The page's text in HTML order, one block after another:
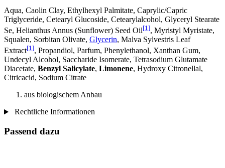
Aqua, Caolin Clay, Ethylhexyl Palmitate, Caprylic/Capric
Triglyceride, Cetearyl Glucoside, Cetearylalcohol, Glyceryl Stearate
Se, Helianthus Annus (Sunflower) Seed Oil[1], Myristyl Myristate,
Squalen, Sorbitan Olivate, Glycerin, Malva Sylvestris Leaf
Extract[1], Propandiol, Parfum, Phenylethanol, Xanthan Gum,
Undecyl Alcohol, Saccharide Isomerate, Tetrasodium Glutamate
Diacetate, Benzyl Salicylate, Limonene, Hydroxy Citronellal,
Citricacid, Sodium Citrate
aus biologischem Anbau
Rechtliche Informationen
Passend dazu